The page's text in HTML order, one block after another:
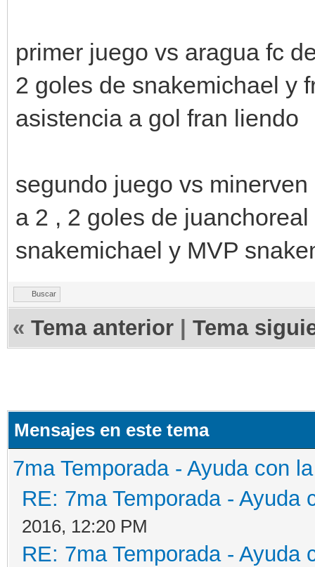
primer juego vs aragua fc
2 goles de snakemichael y
asistencia a gol fran liendo
segundo juego vs
a 2 , 2 goles de
snakemichael y MVP
Buscar
« Tema anterior Tema
Mensajes en este tema
7ma Temporada - Ayuda con
RE: 7ma Temporada - Ayuda
2016, 12:20 PM
RE: 7ma Temporada - Ayuda